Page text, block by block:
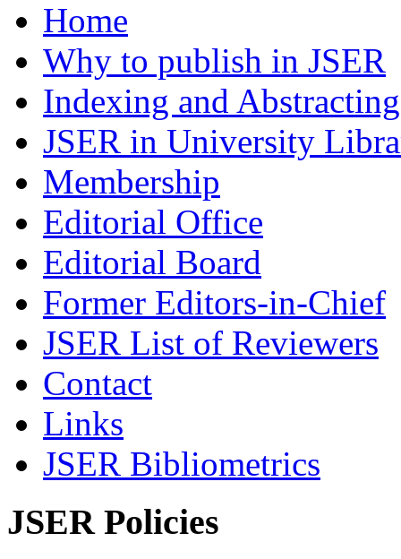
Home
Why to publish in JSER
Indexing and Abstracting
JSER in University
Membership
Editorial Office
Editorial Board
Former Editors-in-Chief
JSER List of Reviewers
Contact
Links
JSER Bibliometrics
JSER Policies